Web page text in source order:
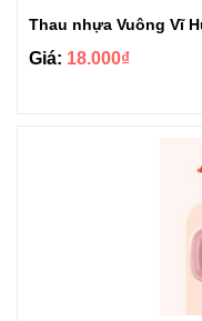
Thau nhựa Vuông Vĩ
Giá: 18.000₫